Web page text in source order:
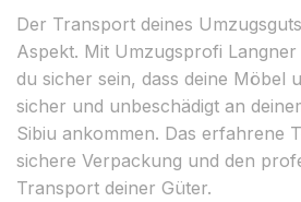
Der Transport deines
Aspekt. Mit Umzugsprofi
du sicher sein, dass deine Möbel
sicher und unbeschädigt an
Sibiu ankommen. Das erfahrene
sichere Verpackung und den
Transport deiner Güter.